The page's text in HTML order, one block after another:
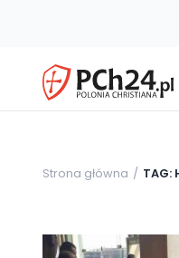
Strona główna TAG: